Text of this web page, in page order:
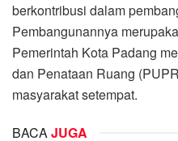
berkontribusi dalam
Pembangunannya
Pemerintah Kota Padang
dan Penataan Ruang
masyarakat setempat.
BACAJUGA